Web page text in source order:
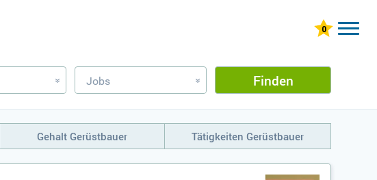
» Jobs » Finden
Gehalt Gerüstbauer Tätigkeiten Gerüstbauer